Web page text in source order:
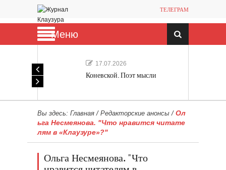
ТЕЛЕГРАМ
Меню
17.07.2026
Коневской. Поэт мысли
Вы здесь: Главная / Редакторские анонсы / Ол
ьга Несмеянова. "Что нравится читате
лям в «Клаузуре»?"
Ольга Несмеянова. "Что